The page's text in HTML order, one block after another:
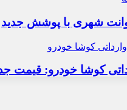
کوشا خودرو: قیمت